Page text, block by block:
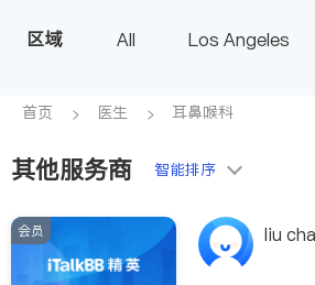
保险理财 房地产租售
银行贷款
建筑装修
非盈利组
眼科
妇科
心脏科
足科
肠胃肝脏科
泌尿科
风湿病
不孕不育
脊椎神经科
区域 All
Los Angeles
Alhambra & San Gabriel
Diamond Bar & Covina
Rowland Heights &
首页 医生 耳鼻喉科
其他服务商 智能排序
会员 liu